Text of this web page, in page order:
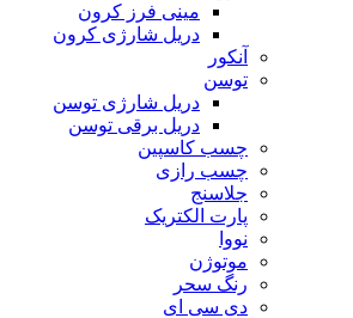
مینی فرز کرون
دریل شارژی کرون
آنکور
توسن
دریل شارژی توسن
دریل برقی توسن
چسب کاسپین
چسب رازی
جلاسنج
پارت الکتریک
نووا
موتوژن
رنگ سحر
دی سی ای